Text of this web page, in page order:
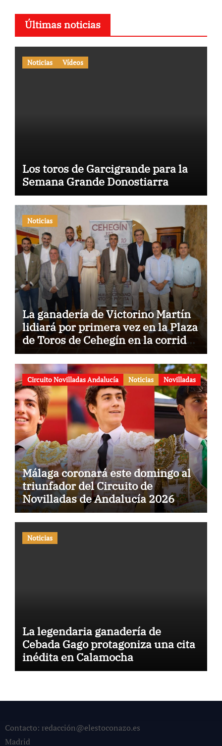
Últimas noticias
Noticias Vídeos
Los toros de Garcigrande para la
Semana Grande Donostiarra
Noticias
La ganadería de Victorino Martín
lidiará por primera vez en la Plaza
de Toros de Cehegín en la corrida
conmemorativa de su 125
aniversario
Circuito Novilladas Andalucía Noticias Novilladas
Málaga coronará este domingo al
triunfador del Circuito de
Novilladas de Andalucía 2026
Noticias
La legendaria ganadería de
Cebada Gago protagoniza una cita
inédita en Calamocha
Contacto: redacción@elestoconazo.es
Madrid